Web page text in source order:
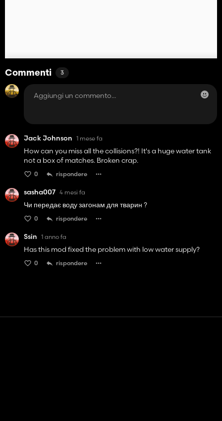
Commenti 3
Jack Johnson 1 mese fa
How can you miss all the collisions?! It's a huge water tank
not a box of matches. Broken crap.
0 rispondere
sasha007 4 mesi fa
Чи передає воду загонам для тварин ?
0 rispondere
Ssin 1 anno fa
Has this mod fixed the problem with low water supply?
0 rispondere